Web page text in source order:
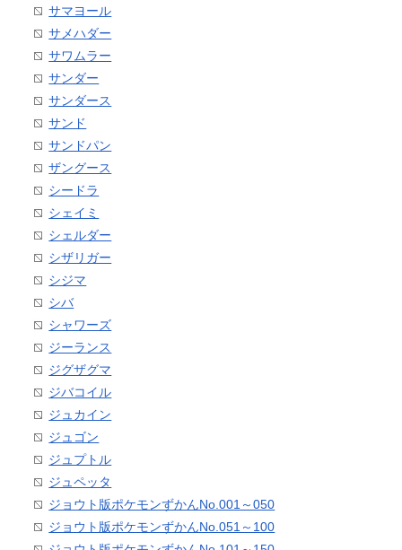
サマヨール
サメハダー
サワムラー
サンダー
サンダース
サンド
サンドパン
ザングース
シードラ
シェイミ
シェルダー
シザリガー
シジマ
シバ
シャワーズ
ジーランス
ジグザグマ
ジバコイル
ジュカイン
ジュゴン
ジュプトル
ジュペッタ
ジョウト版ポケモンずかんNo.001～050
ジョウト版ポケモンずかんNo.051～100